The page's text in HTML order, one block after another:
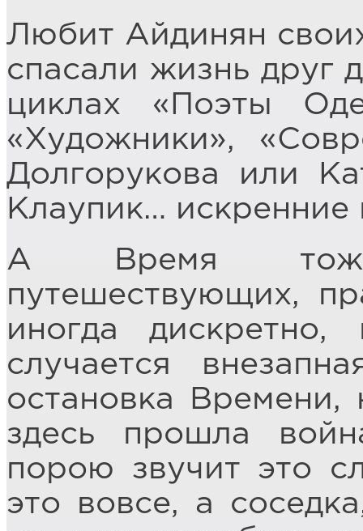
Любит Айдинян
спасали жизнь друг
циклах «Поэты
«Художники»,
Долгорукова или
Клаупик… искренние
А Время
путешествующих,
иногда
случается
остановка Времени,
здесь прошла
порою звучит это
это вовсе, а